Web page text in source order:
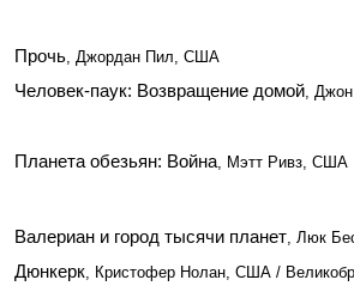
Прочь, Джордан Пил, США
Человек-паук: Возвращение домой,
Планета обезьян: Война, Мэтт Ривз, США
Валериан и город тысячи планет, Люк
Дюнкерк, Кристофер Нолан, США /